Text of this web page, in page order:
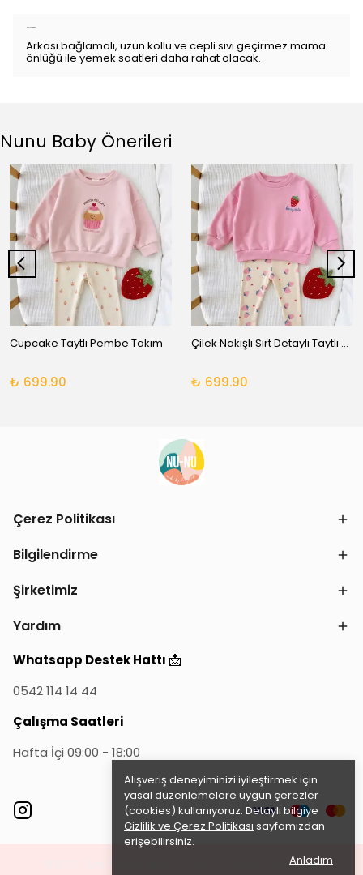
Alışveriş deneyiminizi iyileştirmek için
yasal düzenlemelere uygun çerezler
(cookies) kullanıyoruz. Detaylı bilgiye
Gizlilik ve Çerez Politikası sayfamızdan
erişebilirsiniz.
Anladım
Arkası bağlamalı, uzun kollu ve cepli sıvı geçirmez mama
önlüğü ile yemek saatleri daha rahat olacak.
Nunu Baby Önerileri
Cupcake Taytlı Pembe Takım
₺ 699.90
Çilek Nakışlı Sırt Detaylı Taytlı Takım
₺ 699.90
Çerez Politikası
Bilgilendirme
Şirketimiz
Yardım
Whatsapp Destek Hattı 📩
0542 114 14 44
Çalışma Saatleri
Hafta İçi 09:00 - 18:00
Altyapısı ile